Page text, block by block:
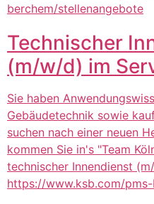
berchem/stellenangebote
Technischer
(m/w/d) im
Sie haben
Gebäudetechnik sowie
suchen nach einer neuen
kommen Sie in's "Team
technischer Innendienst
https://www.ksb.com/